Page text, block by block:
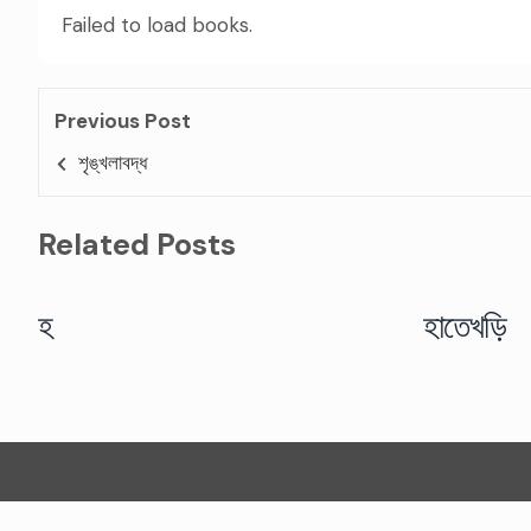
Failed to load books.
Previous Post
শৃঙ্খলাবদ্ধ
Related Posts
হ হাতেখড়ি